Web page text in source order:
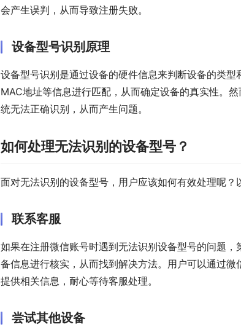
会产生误判，从而导致注册失败。
设备型号识别原理
设备型号识别是通过设备的硬件信息来判断设备的类型
MAC地址等信息进行匹配，从而确定设备的真实性。
统无法正确识别，从而产生问题。
如何处理无法识别的设备型号？
面对无法识别的设备型号，用户应该如何有效处理呢？
联系客服
如果在注册微信账号时遇到无法识别设备型号的问题
备信息进行核实，从而找到解决方法。用户可以通过
提供相关信息，耐心等待客服处理。
尝试其他设备